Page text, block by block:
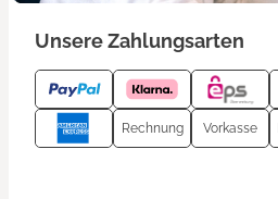
Unsere Zahlungsarten
Rechnung Vorkasse